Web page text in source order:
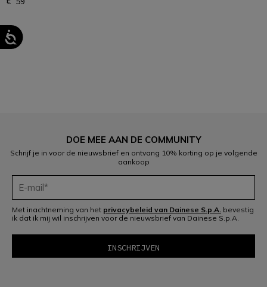
DOE MEE AAN DE COMMUNITY
Schrijf je in voor de nieuwsbrief en ontvang 10% korting op je volgende
aankoop
Met inachtneming van het privacybeleid van Dainese S.p.A. bevestig
ik dat ik mij wil inschrijven voor de nieuwsbrief van Dainese S.p.A.